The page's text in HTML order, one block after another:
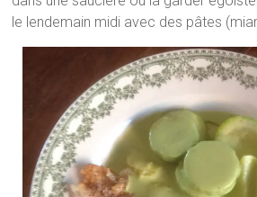
le lendemain midi avec des pâtes